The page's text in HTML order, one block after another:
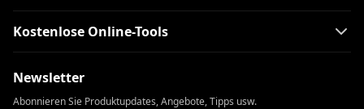
Kostenlose Online-Tools
Newsletter
Abonnieren Sie Produktupdates, Angebote, Tipps usw.